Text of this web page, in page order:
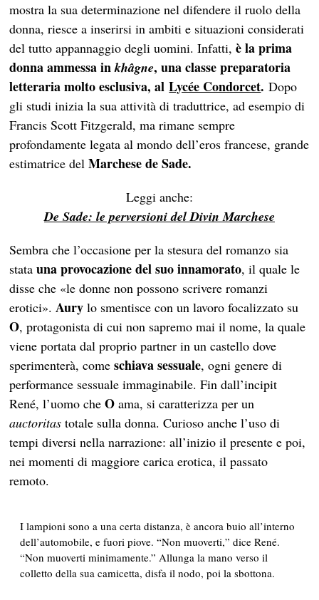
mostra la sua determinazione nel difendere il ruolo della
donna, riesce a inserirsi in ambiti e situazioni considerati
del tutto appannaggio degli uomini. Infatti,è la prima
donna ammessa inkhâgne, una classe preparatoria
letteraria molto esclusiva, alLycée Condorcet.Dopo
gli studi inizia la sua attività di traduttrice, ad esempio di
Francis Scott Fitzgerald, ma rimane sempre
profondamente legata al mondo dell’eros francese, grande
estimatrice delMarchese de Sade.
Leggi anche:
De Sade: le perversioni del Divin Marchese
Sembra che l’occasione per la stesura del romanzo sia
statauna provocazione del suo innamorato, il quale le
disse che «le donne non possono scrivere romanzi
erotici». Aury lo smentisce con un lavoro focalizzato su
O, protagonista di cui non sapremo mai il nome, la quale
viene portata dal proprio partner in un castello dove
sperimenterà, comeschiava sessuale, ogni genere di
performance sessuale immaginabile. Fin dall’incipit
René, l’uomo cheO ama, si caratterizza per un
auctoritas totale sulla donna. Curioso anche l’uso di
tempi diversi nella narrazione: all’inizio il presente e poi,
nei momenti di maggiore carica erotica, il passato
remoto.
I lampioni sono a una certa distanza, è ancora buio all’interno
dell’automobile, e fuori piove. “Non muoverti,” dice René.
“Non muoverti minimamente.” Allunga la mano verso il
colletto della sua camicetta, disfa il nodo, poi la sbottona.